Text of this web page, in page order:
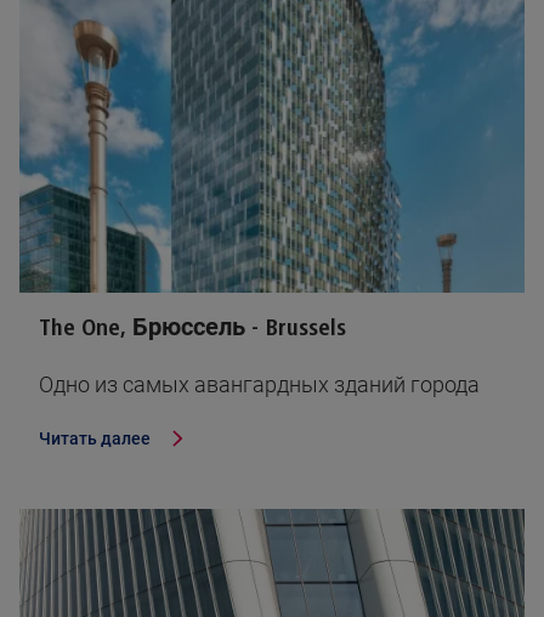
The One, Брюссель - Brussels
Одно из самых авангардных зданий города
Читать далее